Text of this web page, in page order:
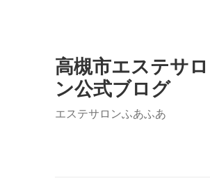
高槻市エステサロ
ン公式ブログ
エステサロンふあふあ